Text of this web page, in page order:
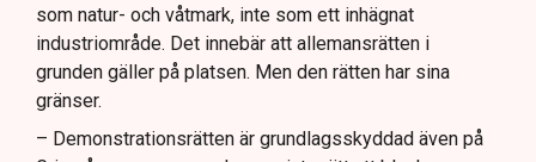
som natur- och våtmark, inte som ett inhägnat
industriområde. Det innebär att allemansrätten i
grunden gäller på platsen. Men den rätten har sina
gränser.
– Demonstrationsrätten är grundlagsskyddad även på